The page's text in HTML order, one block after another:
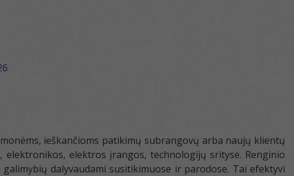
ieškančioms patikimų subrangovų arba naujų klientų
elektros įrangos, technologijų srityse. Renginio
dalyvaudami susitikimuose ir parodose. Tai efektyvi